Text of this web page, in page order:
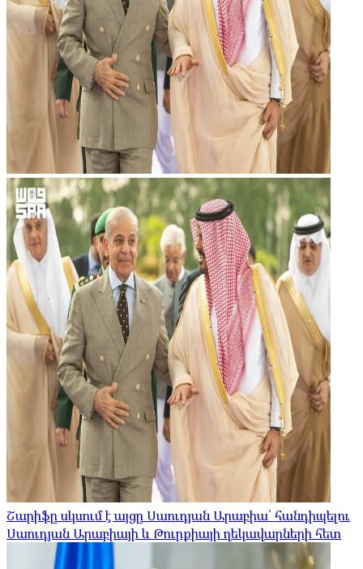
Շարիֆը սկսում է այցը Սաուդյան Արաբիա՝ հանդիպելու
Սաուդյան Արաբիայի և Թուրքիայի ղեկավարների հետ